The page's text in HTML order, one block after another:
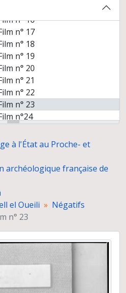
n° 16
n° 17
n° 18
n° 19
n° 20
n° 21
n° 22
n° 23
n°24
n° 26
Film n° 27
n° 28
n° 30
n° 31
n° 32
n° 34
Film n° 36
Film n° 37
n° 38
à l'État au Proche- et
archéologique française de
el Oueili
Négatifs
n° 23